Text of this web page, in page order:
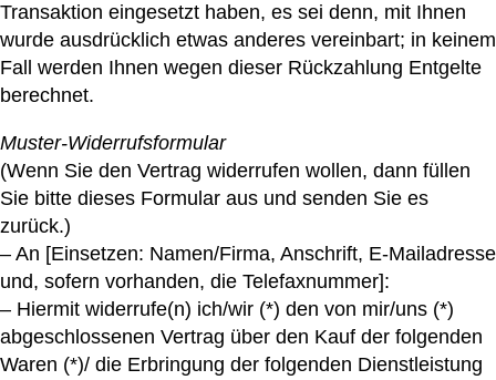
Transaktion eingesetzt haben, es sei denn, mit Ihnen
wurde ausdrücklich etwas anderes vereinbart; in keinem
Fall werden Ihnen wegen dieser Rückzahlung Entgelte
berechnet.
Muster-Widerrufsformular
(Wenn Sie den Vertrag widerrufen wollen, dann füllen
Sie bitte dieses Formular aus und senden Sie es
zurück.)
– An [Einsetzen: Namen/Firma, Anschrift, E-Mailadresse
und, sofern vorhanden, die Telefaxnummer]:
– Hiermit widerrufe(n) ich/wir (*) den von mir/uns (*)
abgeschlossenen Vertrag über den Kauf der folgenden
Waren (*)/ die Erbringung der folgenden Dienstleistung